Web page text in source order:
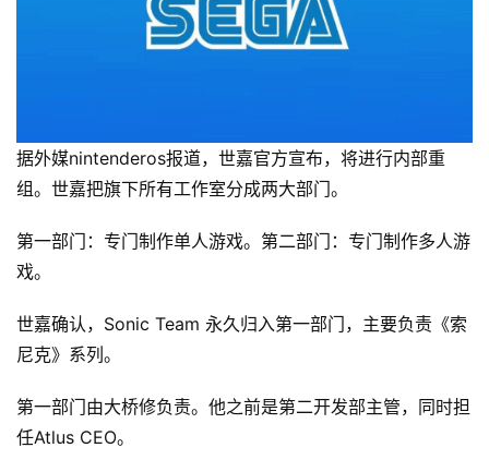
据外媒nintenderos报道，世嘉官方宣布，将进行内部重
组。世嘉把旗下所有工作室分成两大部门。
第一部门：专门制作单人游戏。第二部门：专门制作多人游
戏。
世嘉确认，Sonic Team 永久归入第一部门，主要负责《索
尼克》系列。
第一部门由大桥修负责。他之前是第二开发部主管，同时担
任Atlus CEO。